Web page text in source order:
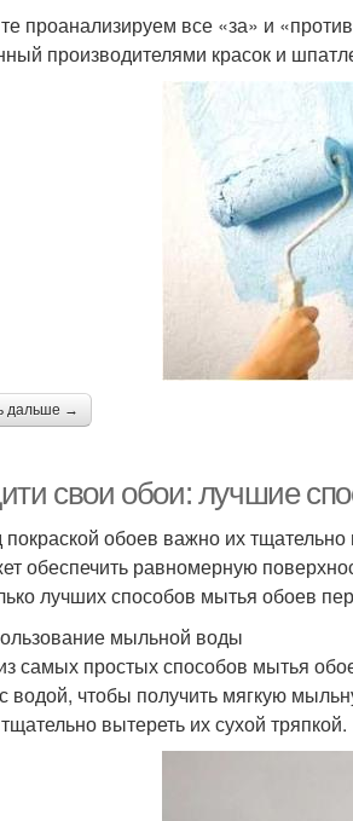
проанализируем все «за» и
производителями красок и
дальше →
свои обои: лучшие
обоев важно их
обеспечить равномерную
лучших способов мытья обоев
мыльной воды
самых простых способов мытья
водой, чтобы получить мягкую
вытереть их сухой тряпкой.